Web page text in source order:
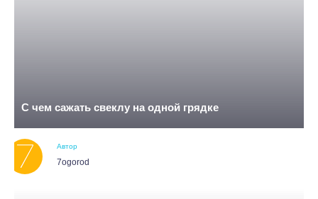
С чем сажать свеклу на одной грядке
Автор
7ogorod